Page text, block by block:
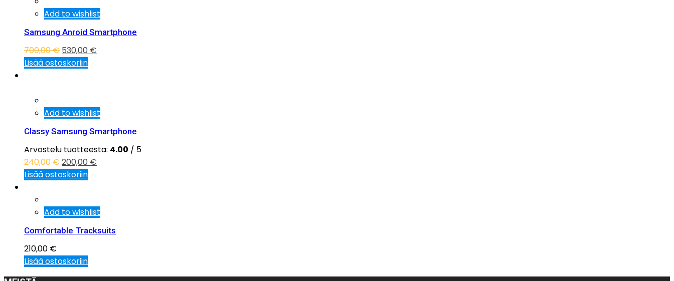
Add to wishlist
Samsung Anroid Smartphone
700,00€ 530,00 €
Lisää ostoskoriin
Add to wishlist
Classy Samsung Smartphone
Arvostelu tuotteesta: 4.00 / 5
240,00€200,00 €
Lisää ostoskoriin
Add to wishlist
Comfortable Tracksuits
210,00 €
Lisää ostoskoriin